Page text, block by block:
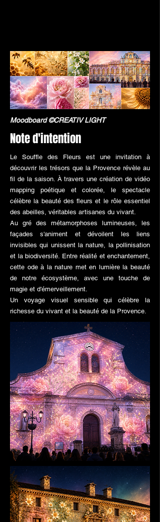
Moodboard©CREATIV LIGHT
Note d'intention
Le Souffle des Fleurs est une invitation à
découvrir les trésors que la Provence révèle au
fil de la saison. À travers une création de vidéo
mapping poétique et colorée, le spectacle
célèbre la beauté des fleurs et le rôle essentiel
des abeilles, véritables artisanes du vivant.
Au gré des métamorphoses lumineuses, les
façades s'animent et dévoilent les liens
invisibles qui unissent la nature, la pollinisation
et la biodiversité. Entre réalité et enchantement,
cette ode à la nature met en lumière la beauté
de notre écosystème, avec une touche de
magie et d'émerveillement.
Un voyage visuel sensible qui célèbre la
richesse du vivant et la beauté de la Provence.